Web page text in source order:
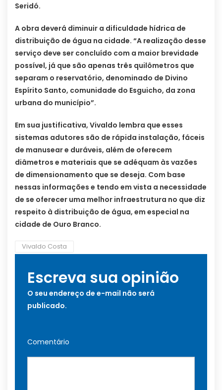
Seridó.
A obra deverá diminuir a dificuldade hídrica de
distribuição de água na cidade. “A realização desse
serviço deve ser concluído com a maior brevidade
possível, já que são apenas três quilômetros que
separam o reservatório, denominado de Divino
Espírito Santo, comunidade do Esguicho, da zona
urbana do município”.
Em sua justificativa, Vivaldo lembra que esses
sistemas adutores são de rápida instalação, fáceis
de manusear e duráveis, além de oferecem
diâmetros e materiais que se adéquam às vazões
de dimensionamento que se deseja. Com base
nessas informações e tendo em vista a necessidade
de se oferecer uma melhor infraestrutura no que diz
respeito à distribuição de água, em especial na
cidade de Ouro Branco.
Vivaldo Costa
Escreva sua opinião
O seu endereço de e-mail não será
publicado.
Comentário